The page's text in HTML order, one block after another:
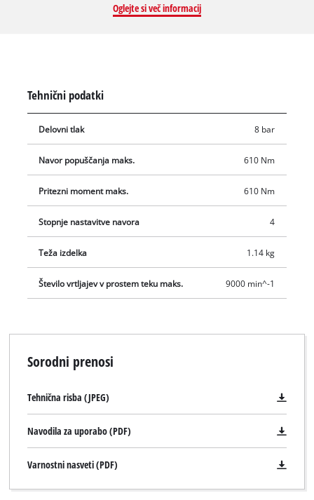
avtomobilskih pnevmatik. Zaradi visoke zmogljivosti je udarni
možno zahvaljujoč ergonomskemu preklopu levo/desno.
gumiran ročaj omogoča varno delo. Udarni vijačnik ima
kvadratni pogon 1/2"; zagotavlja najboljše delovanje pri
notranjem premeru cevi 9 mm. Dobava vključuje 3 vtičnice s
plastičnimi tulci velikosti 17/19/21 mm, 1 steklenico za olje, 1
čep nastavek in 10 m tesnilni trak za navoje v praktičnem
Oglejte si več informacij
Tehnični podatki
Delovni tlak 8 bar
Navor popuščanja maks. 610 Nm
Pritezni moment maks. 610 Nm
Stopnje nastavitve navora 4
Teža izdelka 1.14 kg
Število vrtljajev v prostem teku maks. 9000 min^-1
Sorodni prenosi
Tehnična risba (JPEG)
Navodila za uporabo (PDF)
Varnostni nasveti (PDF)